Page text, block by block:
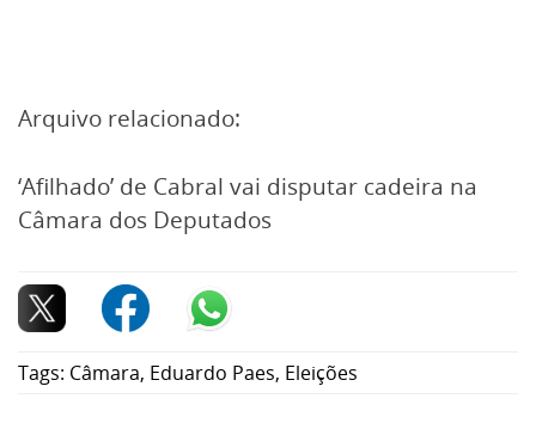
Arquivo relacionado:
‘Afilhado’ de Cabral vai disputar cadeira na
Câmara dos Deputados
Tags: Câmara, Eduardo Paes, Eleições